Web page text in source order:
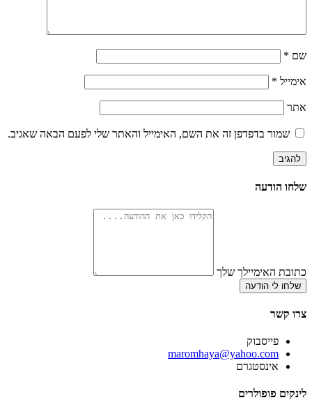
שם *
אימייל *
אתר
שמור בדפדפן זה את השם, האימייל והאתר שלי לפעם הבאה שאגיב.
שלחו הודעה
כתובת האימיילך שלך
שלחו לי הודעה
צרו קשר
פייסבוק
‫maromhaya@yahoo.com
אינסטגרם
לינקים פופולרים